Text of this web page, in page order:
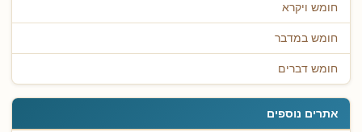
חומש ויקרא
חומש במדבר
חומש דברים
אתרים נוספים